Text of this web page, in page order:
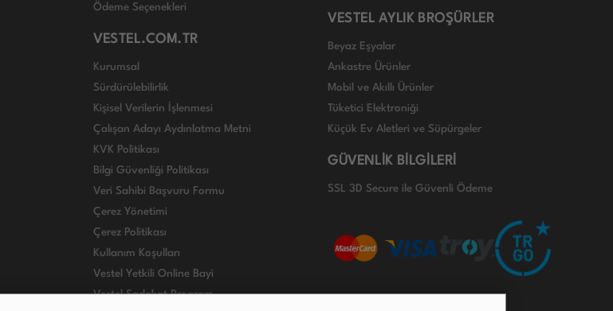
Ödeme Seçenekleri
VESTEL.COM.TR
Kurumsal
Sürdürülebilirlik
Kişisel Verilerin İşlenmesi
Çalışan Adayı Aydınlatma Metni
KVK Politikası
Bilgi Güvenliği Politikası
Veri Sahibi Başvuru Formu
Çerez Yönetimi
Çerez Politikası
Kullanım Koşulları
Vestel Yetkili Online Bayi
Vestel Sadakat Program
VESTEL AYLIK BROŞÜRLER
Beyaz Eşyalar
Ankastre Ürünler
Mobil ve Akıllı Ürünler
Tüketici Elektroniği
Küçük Ev Aletleri ve Süpürgeler
GÜVENLİK BİLGİLERİ
SSL 3D Secure ile Güvenli Ödeme